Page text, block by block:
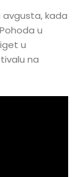
kada
u
u
na